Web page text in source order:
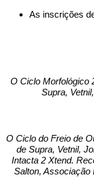
As inscrições
O Ciclo Morfológico
Supra,
O Ciclo do Freio de
de Supra, Vetnil,
Intacta 2 Xtend.
Salton, Associação